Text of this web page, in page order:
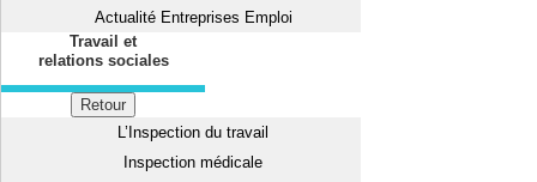
Actualité Entreprises Emploi
Travail et
relations sociales
Retour
L’Inspection du travail
Inspection médicale